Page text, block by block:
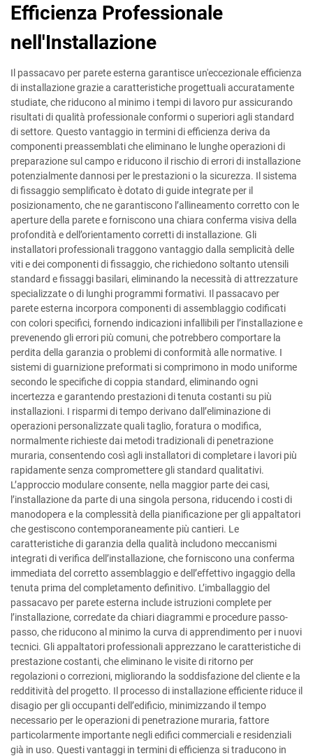
Efficienza Professionale
nell'Installazione
Il passacavo per parete esterna garantisce un'eccezionale efficienza
di installazione grazie a caratteristiche progettuali accuratamente
studiate, che riducono al minimo i tempi di lavoro pur assicurando
risultati di qualità professionale conformi o superiori agli standard
di settore. Questo vantaggio in termini di efficienza deriva da
componenti preassemblati che eliminano le lunghe operazioni di
preparazione sul campo e riducono il rischio di errori di installazione
potenzialmente dannosi per le prestazioni o la sicurezza. Il sistema
di fissaggio semplificato è dotato di guide integrate per il
posizionamento, che ne garantiscono l’allineamento corretto con le
aperture della parete e forniscono una chiara conferma visiva della
profondità e dell’orientamento corretti di installazione. Gli
installatori professionali traggono vantaggio dalla semplicità delle
viti e dei componenti di fissaggio, che richiedono soltanto utensili
standard e fissaggi basilari, eliminando la necessità di attrezzature
specializzate o di lunghi programmi formativi. Il passacavo per
parete esterna incorpora componenti di assemblaggio codificati
con colori specifici, fornendo indicazioni infallibili per l’installazione e
prevenendo gli errori più comuni, che potrebbero comportare la
perdita della garanzia o problemi di conformità alle normative. I
sistemi di guarnizione preformati si comprimono in modo uniforme
secondo le specifiche di coppia standard, eliminando ogni
incertezza e garantendo prestazioni di tenuta costanti su più
installazioni. I risparmi di tempo derivano dall’eliminazione di
operazioni personalizzate quali taglio, foratura o modifica,
normalmente richieste dai metodi tradizionali di penetrazione
muraria, consentendo così agli installatori di completare i lavori più
rapidamente senza compromettere gli standard qualitativi.
L’approccio modulare consente, nella maggior parte dei casi,
l’installazione da parte di una singola persona, riducendo i costi di
manodopera e la complessità della pianificazione per gli appaltatori
che gestiscono contemporaneamente più cantieri. Le
caratteristiche di garanzia della qualità includono meccanismi
integrati di verifica dell’installazione, che forniscono una conferma
immediata del corretto assemblaggio e dell’effettivo ingaggio della
tenuta prima del completamento definitivo. L’imballaggio del
passacavo per parete esterna include istruzioni complete per
l’installazione, corredate da chiari diagrammi e procedure passo-
passo, che riducono al minimo la curva di apprendimento per i nuovi
tecnici. Gli appaltatori professionali apprezzano le caratteristiche di
prestazione costanti, che eliminano le visite di ritorno per
regolazioni o correzioni, migliorando la soddisfazione del cliente e la
redditività del progetto. Il processo di installazione efficiente riduce il
disagio per gli occupanti dell’edificio, minimizzando il tempo
necessario per le operazioni di penetrazione muraria, fattore
particolarmente importante negli edifici commerciali e residenziali
già in uso. Questi vantaggi in termini di efficienza si traducono in